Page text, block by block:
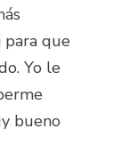
para que
Yo le
bueno